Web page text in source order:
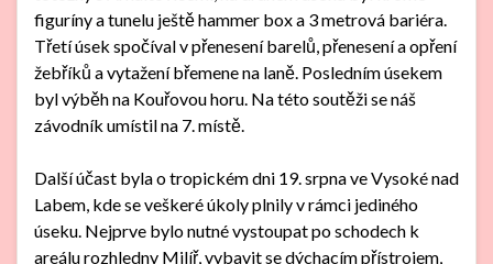
figuríny a tunelu ještě hammer box a 3 metrová bariéra.
Třetí úsek spočíval v přenesení barelů, přenesení a opření
žebříků a vytažení břemene na laně. Posledním úsekem
byl výběh na Kouřovou horu. Na této soutěži se náš
závodník umístil na 7. místě.
Další účast byla o tropickém dni 19. srpna ve Vysoké nad
Labem, kde se veškeré úkoly plnily v rámci jediného
úseku. Nejprve bylo nutné vystoupat po schodech k
areálu rozhledny Milíř, vybavit se dýchacím přístrojem,